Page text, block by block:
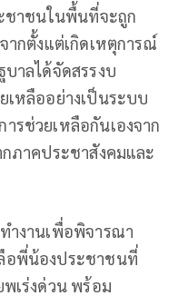
ชาชนในพื้นที่จะถูก
ากตั้งแต่เกิดเหตุการณ์
าลได้จัดสรรงบ
หลืออย่างเป็นระบบ
รช่วยเหลือกันเองจาก
ภาคประชาสังคมและ
ำงานเพื่อพิจารณา
อพี่น้องประชาชนที่
เร่งด่วน พร้อม